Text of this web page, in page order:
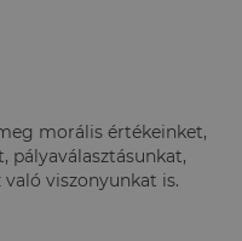
morális értékeinket,
pályaválasztásunkat,
viszonyunkat is.